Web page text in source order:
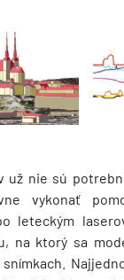
už nie sú
vykonať
leteckým
na ktorý sa